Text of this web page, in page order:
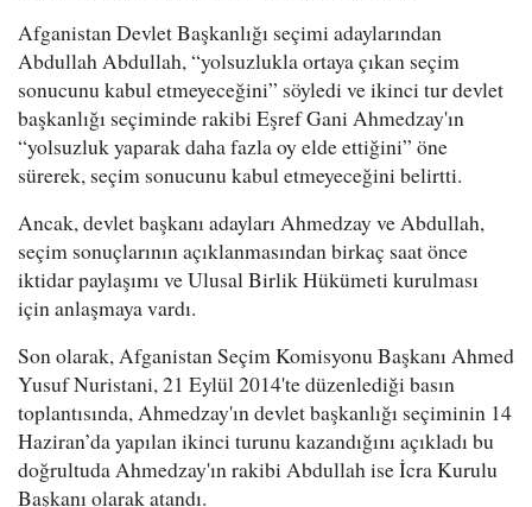
Afganistan Devlet Başkanlığı seçimi adaylarından
Abdullah Abdullah, “yolsuzlukla ortaya çıkan seçim
sonucunu kabul etmeyeceğini” söyledi ve ikinci tur devlet
başkanlığı seçiminde rakibi Eşref Gani Ahmedzay'ın
“yolsuzluk yaparak daha fazla oy elde ettiğini” öne
sürerek, seçim sonucunu kabul etmeyeceğini belirtti.
Ancak, devlet başkanı adayları Ahmedzay ve Abdullah,
seçim sonuçlarının açıklanmasından birkaç saat önce
iktidar paylaşımı ve Ulusal Birlik Hükümeti kurulması
için anlaşmaya vardı.
Son olarak, Afganistan Seçim Komisyonu Başkanı Ahmed
Yusuf Nuristani, 21 Eylül 2014'te düzenlediği basın
toplantısında, Ahmedzay'ın devlet başkanlığı seçiminin 14
Haziran’da yapılan ikinci turunu kazandığını açıkladı bu
doğrultuda Ahmedzay'ın rakibi Abdullah ise İcra Kurulu
Başkanı olarak atandı.